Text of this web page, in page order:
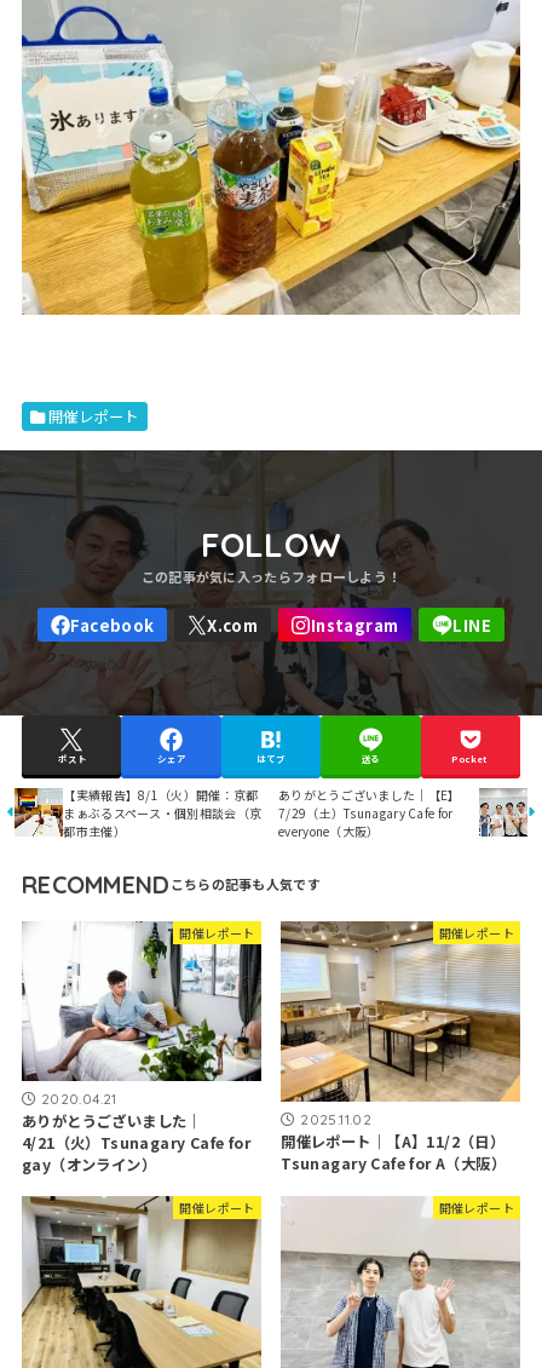
開催レポート
FOLLOW
ポスト シェア はてブ 送る Pocket
【実績報告】8/1（火）開催：京都
まぁぶるスペース・個別相談会（京
都市主催）
ありがとうございました｜【E】
7/29（土）Tsunagary Cafe for
everyone（大阪）
RECOMMEND
開催レポート
2020.04.21
ありがとうございました｜
4/21（火）Tsunagary Cafe for
gay（オンライン）
開催レポート
2025.11.02
開催レポート｜【A】11/2（日）
Tsunagary Cafe for A（大阪）
開催レポート 開催レポート